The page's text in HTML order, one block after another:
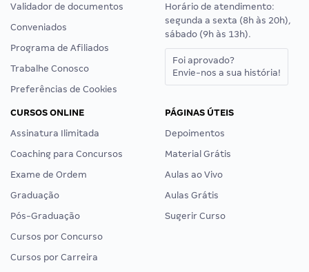
Validador de documentos
Conveniados
Programa de Afiliados
Trabalhe Conosco
Preferências de Cookies
Horário de atendimento:
segunda a sexta (8h às 20h),
sábado (9h às 13h).
Foi aprovado?
Envie-nos a sua história!
CURSOS ONLINE
Assinatura Ilimitada
Coaching para Concursos
Exame de Ordem
Graduação
Pós-Graduação
Cursos por Concurso
Cursos por Carreira
PÁGINAS ÚTEIS
Depoimentos
Material Grátis
Aulas ao Vivo
Aulas Grátis
Sugerir Curso